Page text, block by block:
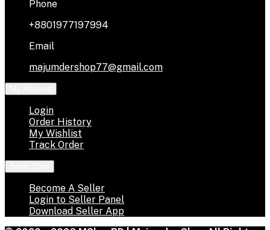
Phone
+8801977197994
Email
majumdershop77@gmail.com
Login
Order History
My Wishlist
Track Order
Become A Seller
Login to Seller Panel
Download Seller App